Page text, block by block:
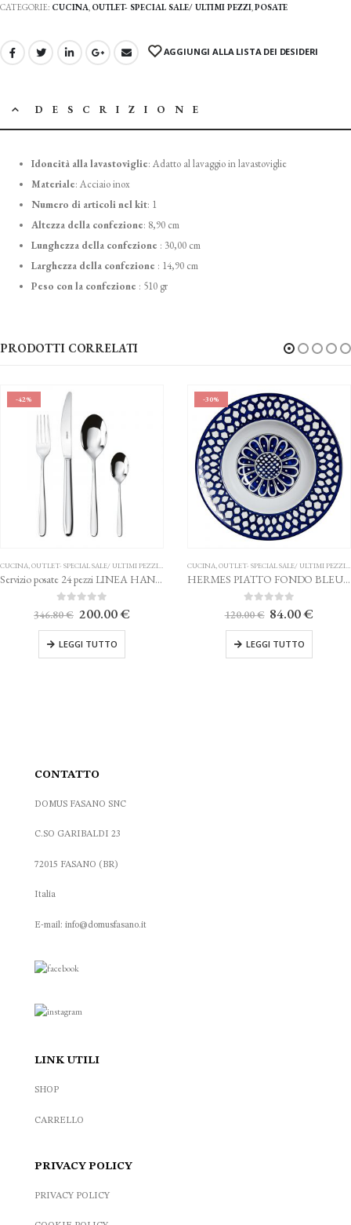
CATEGORIE: CUCINA OUTLET- SPECIAL SALE/ ULTIMI PEZZI POSATE
AGGIUNGI ALLA LISTA DEI DESIDERI
DESCRIZIONE
Idoneità alla lavastoviglie: Adatto al lavaggio in lavastoviglie
Materiale: Acciaio inox
Numero di articoli nel kit: 1
Altezza della confezione: 8,90 cm
Lunghezza della confezione : 30,00 cm
Larghezza della confezione : 14,90 cm
Peso con la confezione : 510 gr
PRODOTTI CORRELATI
SALE/ ULTIMI PEZZI,POSATE
Servizio posate 24 pezzi LINEA HANNAH SAMBONET
€.
€Il
attuale
è:
200.00 €.
CUCINA,OUTLET- SPECIAL SALE/ ULTIMI PEZZI,PIATTI
HERMES PIATTO FONDO BLEUS D’AILLEURS
120.00 €.
€Il
attuale
è:
84.00 €.
CUCINA,
CONTATTO
DOMUS FASANO SNC
C.SO GARIBALDI 23
72015 FASANO (BR)
Italia
E-mail: info@domusfasano.it
LINK UTILI
SHOP
CARRELLO
PRIVACY POLICY
PRIVACY POLICY